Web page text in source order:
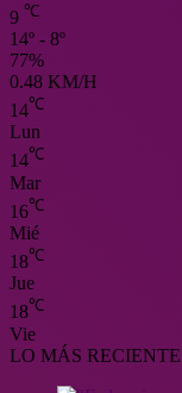
9 ℃
14º - 8º
77%
0.48 KM/H
14℃
Lun
14℃
Mar
16℃
Mié
18℃
Jue
18℃
Vie
LO MÁS RECIENTE